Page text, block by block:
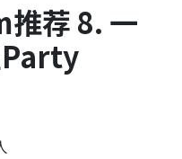
荐 8. 一